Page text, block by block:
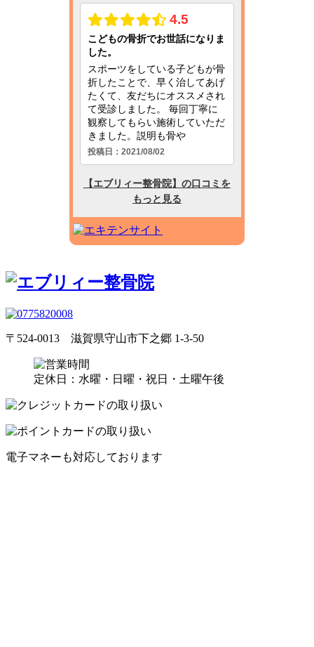
〒524-0013 滋賀県守山市下之郷 1-3-50
定休日：水曜・日曜・祝日・土曜午後
電子マネーも対応しております